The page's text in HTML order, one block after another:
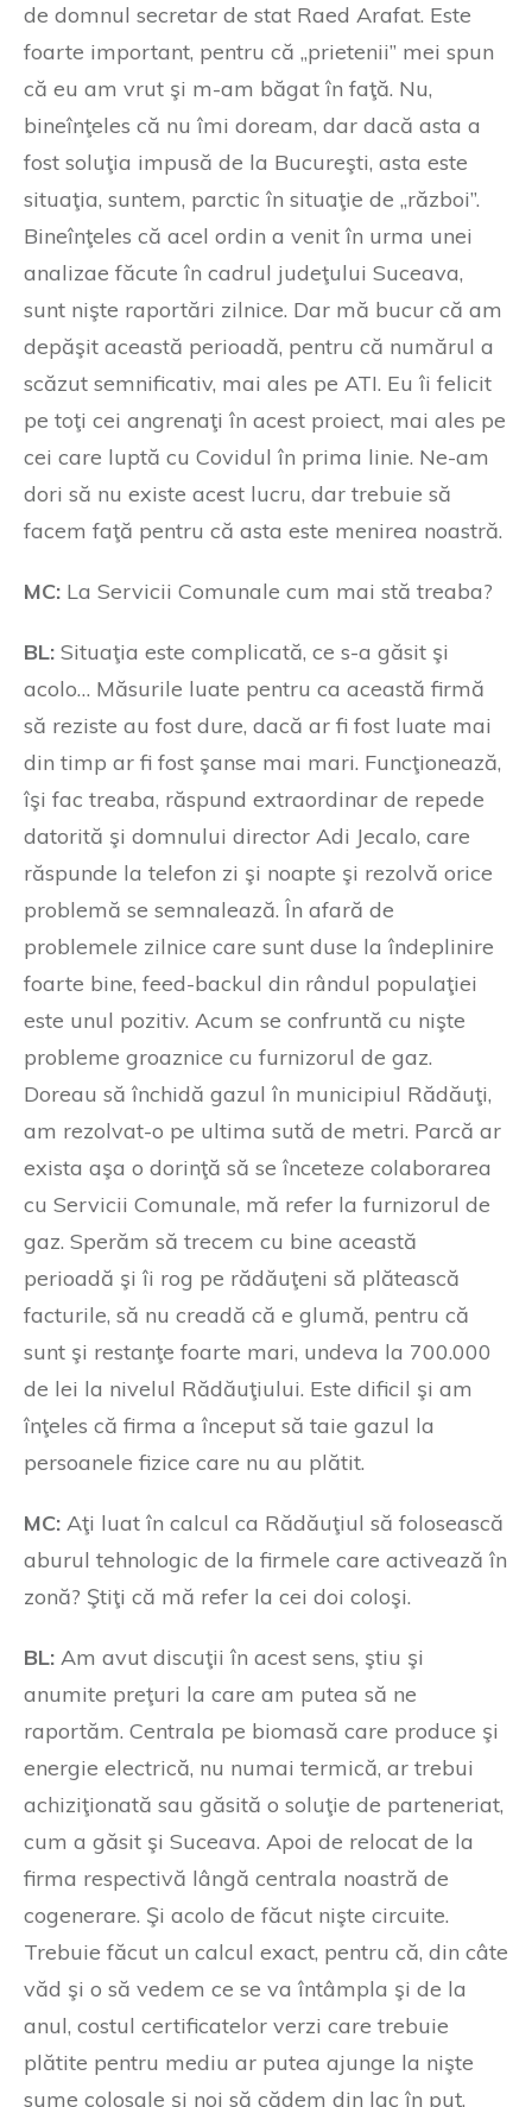
de domnul secretar de stat Raed Arafat. Este
foarte important, pentru că „prietenii” mei spun
că eu am vrut şi m-am băgat în faţă. Nu,
bineînţeles că nu îmi doream, dar dacă asta a
fost soluţia impusă de la Bucureşti, asta este
situaţia, suntem, parctic în situaţie de „război”.
Bineînţeles că acel ordin a venit în urma unei
analizae făcute în cadrul judeţului Suceava,
sunt nişte raportări zilnice. Dar mă bucur că am
depăşit această perioadă, pentru că numărul a
scăzut semnificativ, mai ales pe ATI. Eu îi felicit
pe toţi cei angrenaţi în acest proiect, mai ales pe
cei care luptă cu Covidul în prima linie. Ne-am
dori să nu existe acest lucru, dar trebuie să
facem faţă pentru că asta este menirea noastră.
MC: La Servicii Comunale cum mai stă treaba?
BL: Situaţia este complicată, ce s-a găsit şi
acolo… Măsurile luate pentru ca această firmă
să reziste au fost dure, dacă ar fi fost luate mai
din timp ar fi fost şanse mai mari. Funcţionează,
îşi fac treaba, răspund extraordinar de repede
datorită şi domnului director Adi Jecalo, care
răspunde la telefon zi şi noapte şi rezolvă orice
problemă se semnalează. În afară de
problemele zilnice care sunt duse la îndeplinire
foarte bine, feed-backul din rândul populaţiei
este unul pozitiv. Acum se confruntă cu nişte
probleme groaznice cu furnizorul de gaz.
Doreau să închidă gazul în municipiul Rădăuţi,
am rezolvat-o pe ultima sută de metri. Parcă ar
exista aşa o dorinţă să se înceteze colaborarea
cu Servicii Comunale, mă refer la furnizorul de
gaz. Sperăm să trecem cu bine această
perioadă şi îi rog pe rădăuţeni să plătească
facturile, să nu creadă că e glumă, pentru că
sunt şi restanţe foarte mari, undeva la 700.000
de lei la nivelul Rădăuţiului. Este dificil şi am
înţeles că firma a început să taie gazul la
persoanele fizice care nu au plătit.
MC: Aţi luat în calcul ca Rădăuţiul să folosească
aburul tehnologic de la firmele care activează în
zonă? Ştiţi că mă refer la cei doi coloşi.
BL: Am avut discuţii în acest sens, ştiu şi
anumite preţuri la care am putea să ne
raportăm. Centrala pe biomasă care produce şi
energie electrică, nu numai termică, ar trebui
achiziţionată sau găsită o soluţie de parteneriat,
cum a găsit şi Suceava. Apoi de relocat de la
firma respectivă lângă centrala noastră de
cogenerare. Şi acolo de făcut nişte circuite.
Trebuie făcut un calcul exact, pentru că, din câte
văd şi o să vedem ce se va întâmpla şi de la
anul, costul certificatelor verzi care trebuie
plătite pentru mediu ar putea ajunge la nişte
sume colosale şi noi să cădem din lac în puţ.